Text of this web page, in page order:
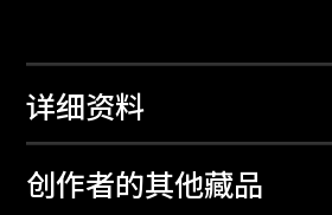
详细资料
创作者的其他藏品